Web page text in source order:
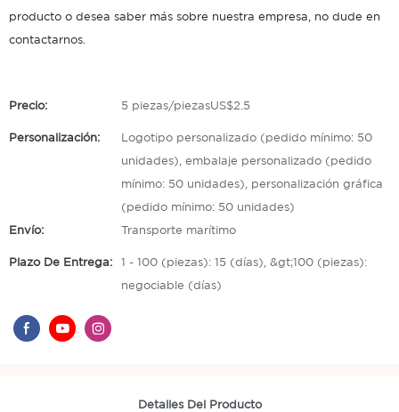
producto o desea saber más sobre nuestra empresa, no dude en
contactarnos.
Precio: 5 piezas/piezasUS$2.5
Personalización: Logotipo personalizado (pedido mínimo: 50
unidades), embalaje personalizado (pedido
mínimo: 50 unidades), personalización gráfica
(pedido mínimo: 50 unidades)
Envío: Transporte marítimo
Plazo De Entrega: 1 - 100 (piezas): 15 (días), &gt;100 (piezas):
negociable (días)
Detalles Del Producto